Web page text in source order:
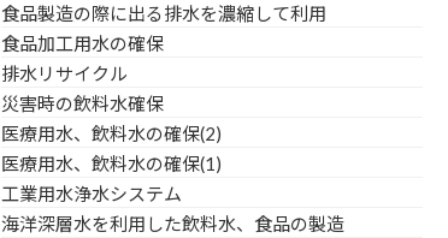
食品製造の際に出る排水を濃縮して利用
食品加工用水の確保
排水リサイクル
災害時の飲料水確保
医療用水、飲料水の確保(2)
医療用水、飲料水の確保(1)
工業用水浄水システム
海洋深層水を利用した飲料水、食品の製造